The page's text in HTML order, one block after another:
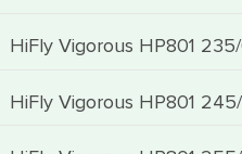
HiFly Vigorous HP801
HiFly Vigorous HP801